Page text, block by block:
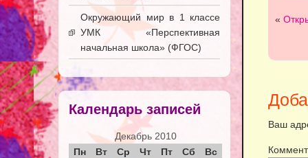
«
Ваш
Окружающий мир в 1 классе
УМК «Перспективная
начальная школа» (ФГОС)
Календарь записей
Декабрь 2010
Пн
Вт Ср Чт Пт Сб
Вс